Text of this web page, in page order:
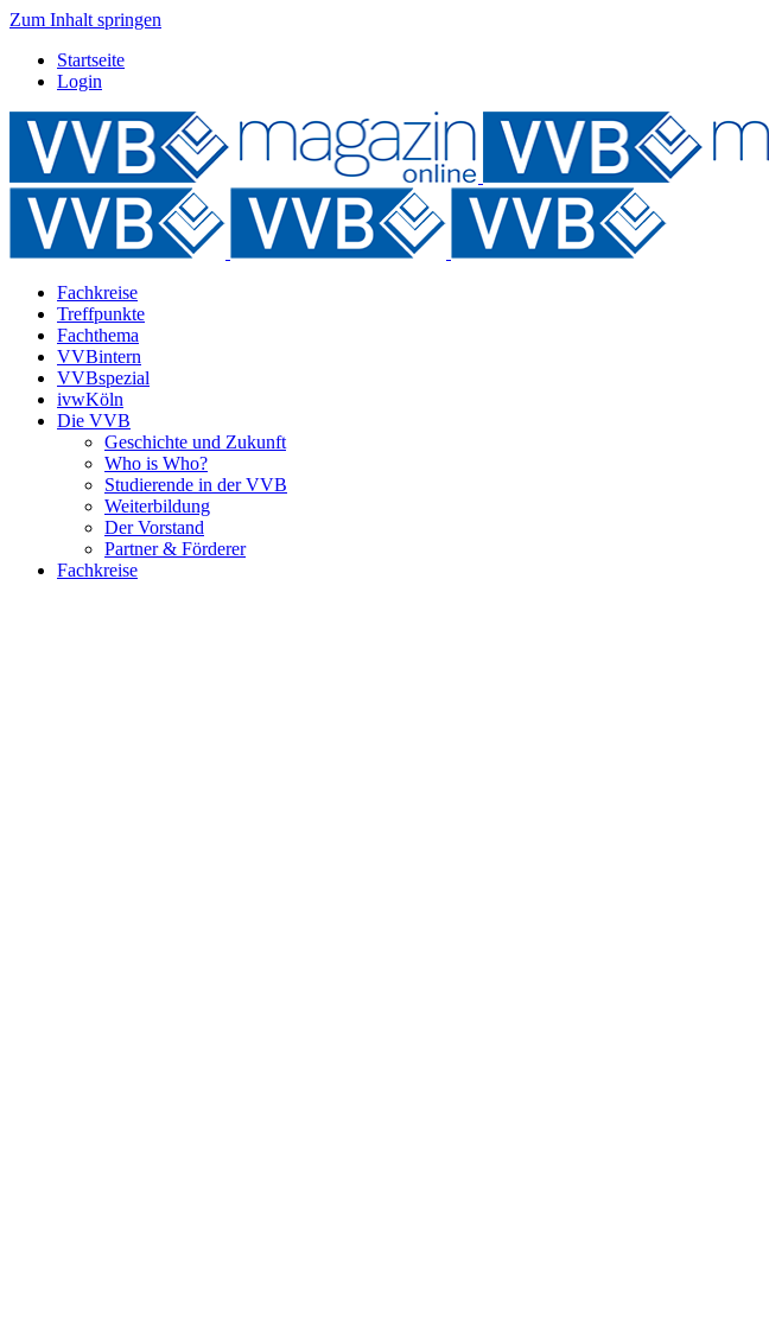
Zum Inhalt springen
Startseite
Login
Fachkreise
Treffpunkte
Fachthema
VVBintern
VVBspezial
ivwKöln
Die VVB
Geschichte und Zukunft
Who is Who?
Studierende in der VVB
Weiterbildung
Der Vorstand
Partner & Förderer
Fachkreise